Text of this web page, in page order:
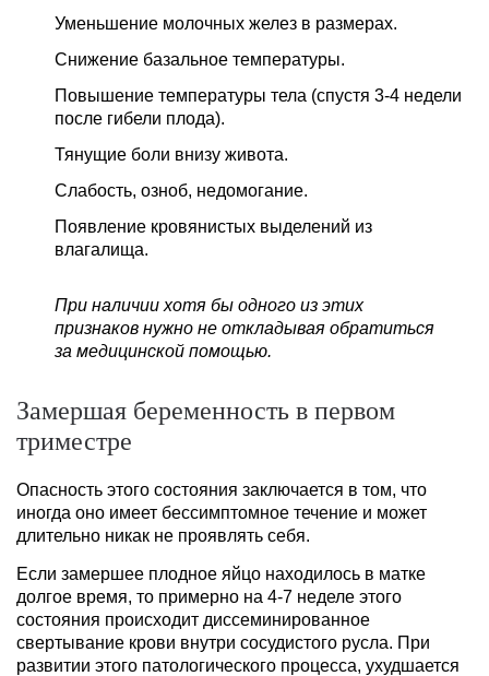
Уменьшение молочных желез в размерах.
Снижение базальное температуры.
Повышение температуры тела (спустя 3-4 недели
после гибели плода).
Тянущие боли внизу живота.
Слабость, озноб, недомогание.
Появление кровянистых выделений из
влагалища.
При наличии хотя бы одного из этих
признаков нужно не откладывая обратиться
за медицинской помощью.
Замершая беременность в первом
триместре
Опасность этого состояния заключается в том, что
иногда оно имеет бессимптомное течение и может
длительно никак не проявлять себя.
Если замершее плодное яйцо находилось в матке
долгое время, то примерно на 4-7 неделе этого
состояния происходит диссеминированное
свертывание крови внутри сосудистого русла. При
развитии этого патологического процесса, ухудшается